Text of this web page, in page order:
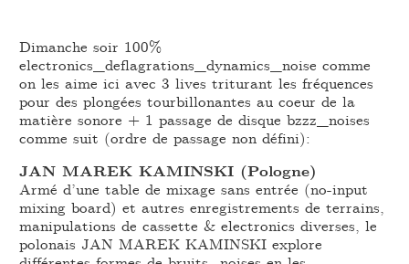
Dimanche soir 100%
electronics_deflagrations_dynamics_noise comme
on les aime ici avec 3 lives triturant les fréquences
pour des plongées tourbillonantes au coeur de la
matière sonore + 1 passage de disque bzzz_noises
comme suit (ordre de passage non défini):
JAN MAREK KAMINSKI (Pologne)
Armé d’une table de mixage sans entrée (no-input
mixing board) et autres enregistrements de terrains,
manipulations de cassette & electronics diverses, le
polonais JAN MAREK KAMINSKI explore